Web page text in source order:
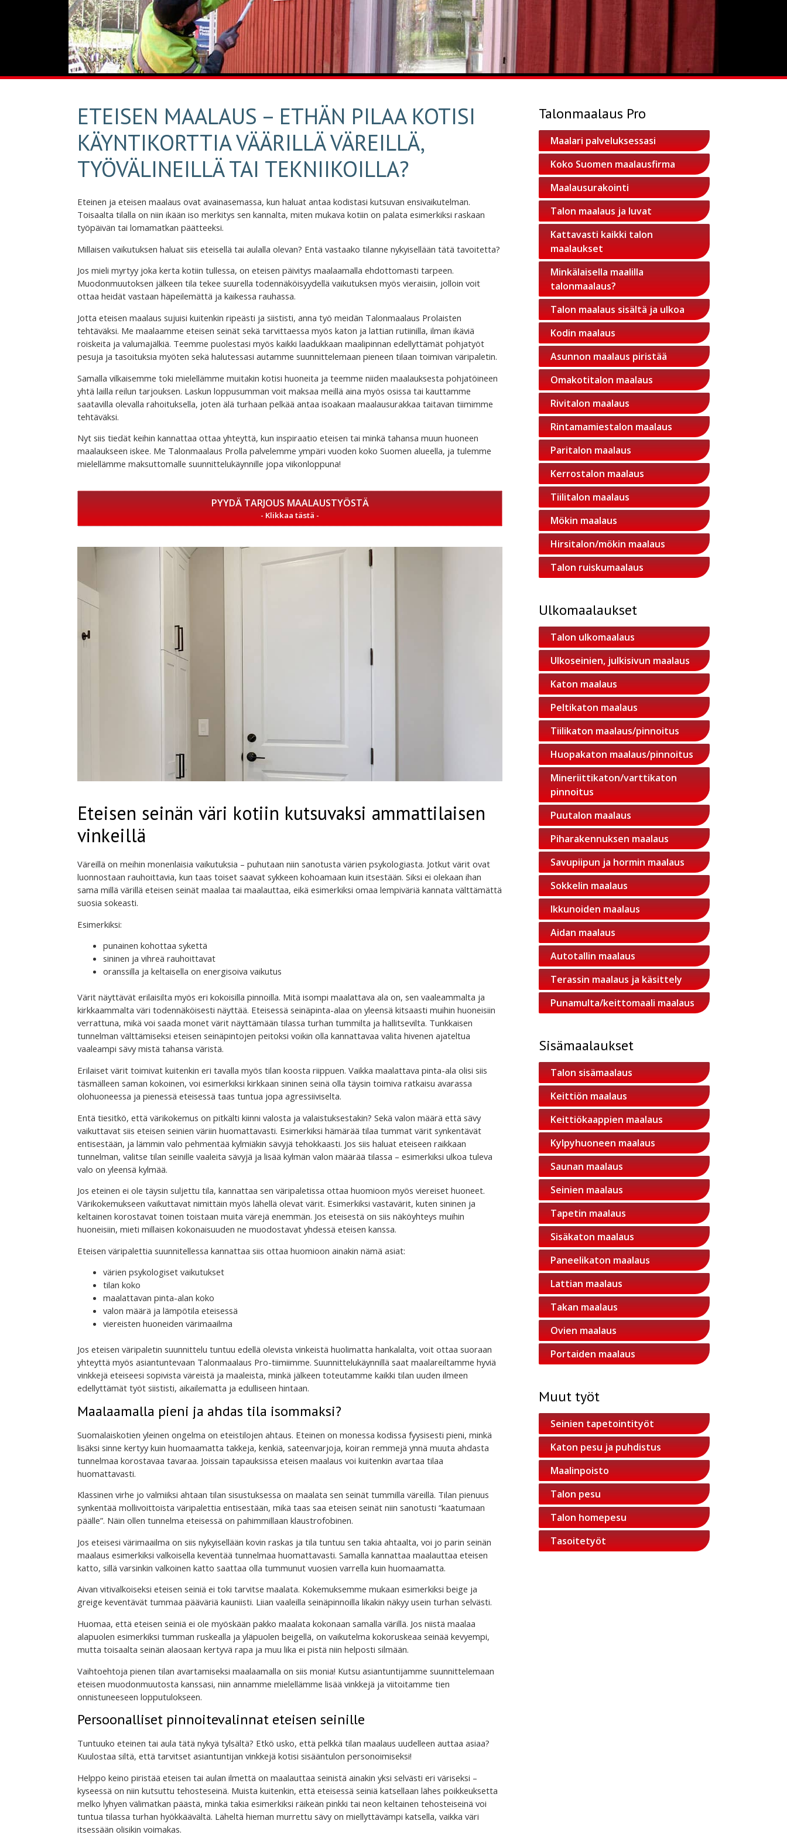
ETEISEN MAALAUS – ETHÄN PILAA KOTISI
KÄYNTIKORTTIA VÄÄRILLÄ VÄREILLÄ,
TYÖVÄLINEILLÄ TAI TEKNIIKOILLA?
Eteinen ja eteisen maalaus ovat avainasemassa, kun haluat antaa kodistasi kutsuvan ensivaikutelman.
Toisaalta tilalla on niin ikään iso merkitys sen kannalta, miten mukava kotiin on palata esimerkiksi raskaan
työpäivän tai lomamatkan päätteeksi.
Millaisen vaikutuksen haluat siis eteisellä tai aulalla olevan? Entä vastaako tilanne nykyisellään tätä tavoitetta?
Jos mieli myrtyy joka kerta kotiin tullessa, on eteisen päivitys maalaamalla ehdottomasti tarpeen.
Muodonmuutoksen jälkeen tila tekee suurella todennäköisyydellä vaikutuksen myös vieraisiin, jolloin voit
ottaa heidät vastaan häpeilemättä ja kaikessa rauhassa.
Jotta eteisen maalaus sujuisi kuitenkin ripeästi ja siististi, anna työ meidän Talonmaalaus Prolaisten
tehtäväksi. Me maalaamme eteisen seinät sekä tarvittaessa myös katon ja lattian rutiinilla, ilman ikäviä
roiskeita ja valumajälkiä. Teemme puolestasi myös kaikki laadukkaan maalipinnan edellyttämät pohjatyöt
pesuja ja tasoituksia myöten sekä halutessasi autamme suunnittelemaan pieneen tilaan toimivan väripaletin.
Samalla vilkaisemme toki mielellämme muitakin kotisi huoneita ja teemme niiden maalauksesta pohjatöineen
yhtä lailla reilun tarjouksen. Laskun loppusumman voit maksaa meillä aina myös osissa tai kauttamme
saatavilla olevalla rahoituksella, joten älä turhaan pelkää antaa isoakaan maalausurakkaa taitavan tiimimme
tehtäväksi.
Nyt siis tiedät keihin kannattaa ottaa yhteyttä, kun inspiraatio eteisen tai minkä tahansa muun huoneen
maalaukseen iskee. Me Talonmaalaus Prolla palvelemme ympäri vuoden koko Suomen alueella, ja tulemme
mielellämme maksuttomalle suunnittelukäynnille jopa viikonloppuna!
PYYDÄ TARJOUS MAALAUSTYÖSTÄ
Eteisen seinän väri kotiin kutsuvaksi ammattilaisen
vinkeillä
Väreillä on meihin monenlaisia vaikutuksia – puhutaan niin sanotusta värien psykologiasta. Jotkut värit ovat
luonnostaan rauhoittavia, kun taas toiset saavat sykkeen kohoamaan kuin itsestään. Siksi ei olekaan ihan
sama millä värillä eteisen seinät maalaa tai maalauttaa, eikä esimerkiksi omaa lempiväriä kannata välttämättä
suosia sokeasti.
Esimerkiksi:
punainen kohottaa sykettä
sininen ja vihreä rauhoittavat
oranssilla ja keltaisella on energisoiva vaikutus
Värit näyttävät erilaisilta myös eri kokoisilla pinnoilla. Mitä isompi maalattava ala on, sen vaaleammalta ja
kirkkaammalta väri todennäköisesti näyttää. Eteisessä seinäpinta-alaa on yleensä kitsaasti muihin huoneisiin
verrattuna, mikä voi saada monet värit näyttämään tilassa turhan tummilta ja hallitsevilta. Tunkkaisen
tunnelman välttämiseksi eteisen seinäpintojen peitoksi voikin olla kannattavaa valita hivenen ajateltua
vaaleampi sävy mistä tahansa väristä.
Erilaiset värit toimivat kuitenkin eri tavalla myös tilan koosta riippuen. Vaikka maalattava pinta-ala olisi siis
täsmälleen saman kokoinen, voi esimerkiksi kirkkaan sininen seinä olla täysin toimiva ratkaisu avarassa
olohuoneessa ja pienessä eteisessä taas tuntua jopa agressiiviselta.
Entä tiesitkö, että värikokemus on pitkälti kiinni valosta ja valaistuksestakin? Sekä valon määrä että sävy
vaikuttavat siis eteisen seinien väriin huomattavasti. Esimerkiksi hämärää tilaa tummat värit synkentävät
entisestään, ja lämmin valo pehmentää kylmiäkin sävyjä tehokkaasti. Jos siis haluat eteiseen raikkaan
tunnelman, valitse tilan seinille vaaleita sävyjä ja lisää kylmän valon määrää tilassa – esimerkiksi ulkoa tuleva
valo on yleensä kylmää.
Jos eteinen ei ole täysin suljettu tila, kannattaa sen väripaletissa ottaa huomioon myös viereiset huoneet.
Värikokemukseen vaikuttavat nimittäin myös lähellä olevat värit. Esimerkiksi vastavärit, kuten sininen ja
keltainen korostavat toinen toistaan muita värejä enemmän. Jos eteisestä on siis näköyhteys muihin
huoneisiin, mieti millaisen kokonaisuuden ne muodostavat yhdessä eteisen kanssa.
Eteisen väripalettia suunnitellessa kannattaa siis ottaa huomioon ainakin nämä asiat:
värien psykologiset vaikutukset
tilan koko
maalattavan pinta-alan koko
valon määrä ja lämpötila eteisessä
viereisten huoneiden värimaailma
Jos eteisen väripaletin suunnittelu tuntuu edellä olevista vinkeistä huolimatta hankalalta, voit ottaa suoraan
yhteyttä myös asiantuntevaan Talonmaalaus Pro-tiimiimme. Suunnittelukäynnillä saat maalareiltamme hyviä
vinkkejä eteiseesi sopivista väreistä ja maaleista, minkä jälkeen toteutamme kaikki tilan uuden ilmeen
edellyttämät työt siististi, aikailematta ja edulliseen hintaan.
Maalaamalla pieni ja ahdas tila isommaksi?
Suomalaiskotien yleinen ongelma on eteistilojen ahtaus. Eteinen on monessa kodissa fyysisesti pieni, minkä
lisäksi sinne kertyy kuin huomaamatta takkeja, kenkiä, sateenvarjoja, koiran remmejä ynnä muuta ahdasta
tunnelmaa korostavaa tavaraa. Joissain tapauksissa eteisen maalaus voi kuitenkin avartaa tilaa
huomattavasti.
Klassinen virhe jo valmiiksi ahtaan tilan sisustuksessa on maalata sen seinät tummilla väreillä. Tilan pienuus
synkentää mollivoittoista väripalettia entisestään, mikä taas saa eteisen seinät niin sanotusti “kaatumaan
päälle”. Näin ollen tunnelma eteisessä on pahimmillaan klaustrofobinen.
Jos eteisesi värimaailma on siis nykyisellään kovin raskas ja tila tuntuu sen takia ahtaalta, voi jo parin seinän
maalaus esimerkiksi valkoisella keventää tunnelmaa huomattavasti. Samalla kannattaa maalauttaa eteisen
katto, sillä varsinkin valkoinen katto saattaa olla tummunut vuosien varrella kuin huomaamatta.
Aivan vitivalkoiseksi eteisen seiniä ei toki tarvitse maalata. Kokemuksemme mukaan esimerkiksi beige ja
greige keventävät tummaa pääväriä kauniisti. Liian vaaleilla seinäpinnoilla likakin näkyy usein turhan selvästi.
Huomaa, että eteisen seiniä ei ole myöskään pakko maalata kokonaan samalla värillä. Jos niistä maalaa
alapuolen esimerkiksi tumman ruskealla ja yläpuolen beigellä, on vaikutelma kokoruskeaa seinää kevyempi,
mutta toisaalta seinän alaosaan kertyvä rapa ja muu lika ei pistä niin helposti silmään.
Vaihtoehtoja pienen tilan avartamiseksi maalaamalla on siis monia! Kutsu asiantuntijamme suunnittelemaan
eteisen muodonmuutosta kanssasi, niin annamme mielellämme lisää vinkkejä ja viitoitamme tien
onnistuneeseen lopputulokseen.
Persoonalliset pinnoitevalinnat eteisen seinille
Tuntuuko eteinen tai aula tätä nykyä tylsältä? Etkö usko, että pelkkä tilan maalaus uudelleen auttaa asiaa?
Kuulostaa siltä, että tarvitset asiantuntijan vinkkejä kotisi sisääntulon personoimiseksi!
Helppo keino piristää eteisen tai aulan ilmettä on maalauttaa seinistä ainakin yksi selvästi eri väriseksi –
kyseessä on niin kutsuttu tehosteseinä. Muista kuitenkin, että eteisessä seiniä katsellaan lähes poikkeuksetta
melko lyhyen välimatkan päästä, minkä takia esimerkiksi räikeän pinkki tai neon keltainen tehosteiseinä voi
tuntua tilassa turhan hyökkäävältä. Läheltä hieman murrettu sävy on miellyttävämpi katsella, vaikka väri
itsessään olisikin voimakas.
Talonmaalaus Pro
Maalari palveluksessasi
Koko Suomen maalausfirma
Maalausurakointi
Talon maalaus ja luvat
Kattavasti kaikki talon
maalaukset
Minkälaisella maalilla
talonmaalaus?
Talon maalaus sisältä ja ulkoa
Kodin maalaus
Asunnon maalaus piristää
Omakotitalon maalaus
Rivitalon maalaus
Rintamamiestalon maalaus
Paritalon maalaus
Kerrostalon maalaus
Tiilitalon maalaus
Mökin maalaus
Hirsitalon/mökin maalaus
Talon ruiskumaalaus
Ulkomaalaukset
Talon ulkomaalaus
Ulkoseinien, julkisivun maalaus
Katon maalaus
Peltikaton maalaus
Tiilikaton maalaus/pinnoitus
Huopakaton maalaus/pinnoitus
Mineriittikaton/varttikaton
pinnoitus
Puutalon maalaus
Piharakennuksen maalaus
Savupiipun ja hormin maalaus
Sokkelin maalaus
Ikkunoiden maalaus
Aidan maalaus
Autotallin maalaus
Terassin maalaus ja käsittely
Punamulta/keittomaali maalaus
Sisämaalaukset
Talon sisämaalaus
Keittiön maalaus
Keittiökaappien maalaus
Kylpyhuoneen maalaus
Saunan maalaus
Seinien maalaus
Tapetin maalaus
Sisäkaton maalaus
Paneelikaton maalaus
Lattian maalaus
Takan maalaus
Ovien maalaus
Portaiden maalaus
Muut työt
Seinien tapetointityöt
Katon pesu ja puhdistus
Maalinpoisto
Talon pesu
Talon homepesu
Tasoitetyöt